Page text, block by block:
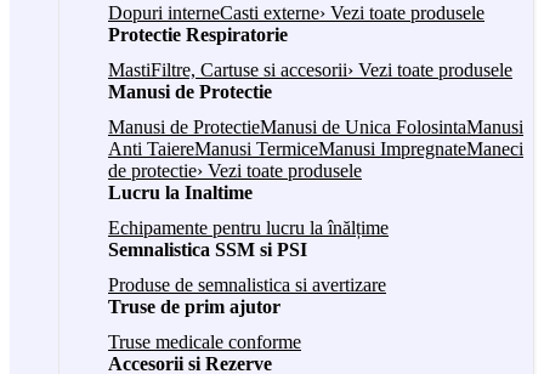
Dopuri interneCasti externe› Vezi toate produsele
Protectie Respiratorie
MastiFiltre, Cartuse si accesorii› Vezi toate produsele
Manusi de Protectie
Manusi de ProtectieManusi de Unica FolosintaManusi
Anti TaiereManusi TermiceManusi ImpregnateManeci
de protectie› Vezi toate produsele
Lucru la Inaltime
Echipamente pentru lucru la înălțime
Semnalistica SSM si PSI
Produse de semnalistica si avertizare
Truse de prim ajutor
Truse medicale conforme
Accesorii si Rezerve